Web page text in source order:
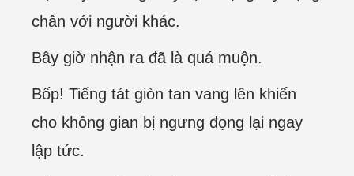
chân với người khác.
Bây giờ nhận ra đã là quá muộn.
Bốp! Tiếng tát giòn tan vang lên khiến
cho không gian bị ngưng đọng lại ngay
lập tức.